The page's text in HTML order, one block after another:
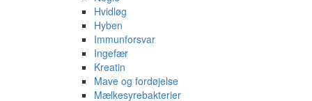
Hvidløg
Hyben
Immunforsvar
Ingefær
Kreatin
Mave og fordøjelse
Mælkesyrebakterier